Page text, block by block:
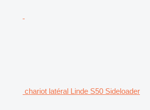
chariot latéral Linde S50 Sideloader